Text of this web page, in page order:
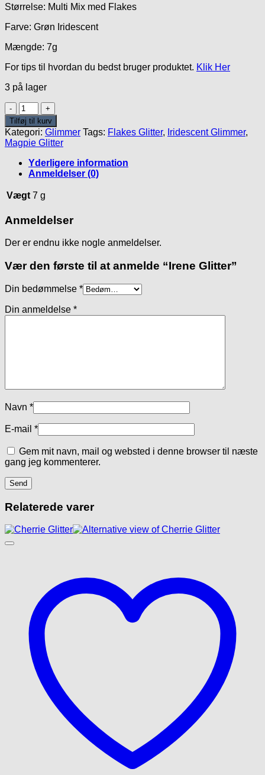
Størrelse: Multi Mix med Flakes
Farve: Grøn Iridescent
Mængde: 7g
For tips til hvordan du bedst bruger produktet. Klik Her
3 på lager
Irene
Glitter
antal
Tilføj til kurv
Kategori: Glimmer Tags: Flakes Glitter, Iridescent Glimmer,
Magpie Glitter
Yderligere information
Anmeldelser (0)
Vægt 7 g
Anmeldelser
Der er endnu ikke nogle anmeldelser.
Vær den første til at anmelde “Irene Glitter”
Din bedømmelse *
Din anmeldelse *
Navn *
E-mail *
Gem mit navn, mail og websted i denne browser til næste
gang jeg kommenterer.
Relaterede varer